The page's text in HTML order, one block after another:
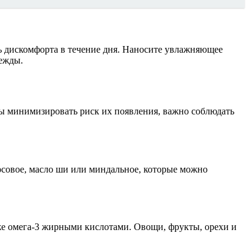
дискомфорта в течение дня. Наносите увлажняющее
минимизировать риск их появления, важно соблюдать
масло ши или миндальное, которые можно
омега-3 жирными кислотами. Овощи, фрукты, орехи и